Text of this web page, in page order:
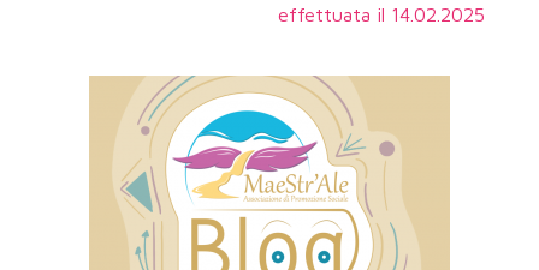
effettuata il 14.02.2025